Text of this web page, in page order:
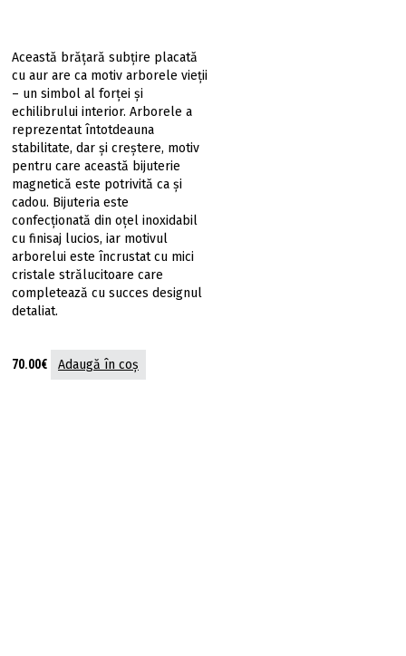
Această brățară subțire placată
cu aur are ca motiv arborele vieții
– un simbol al forței și
echilibrului interior. Arborele a
reprezentat întotdeauna
stabilitate, dar și creștere, motiv
pentru care această bijuterie
magnetică este potrivită ca şi
cadou. Bijuteria este
confecționată din oțel inoxidabil
cu finisaj lucios, iar motivul
arborelui este încrustat cu mici
cristale strălucitoare care
completează cu succes designul
detaliat.
70.00€ Adaugă în coș